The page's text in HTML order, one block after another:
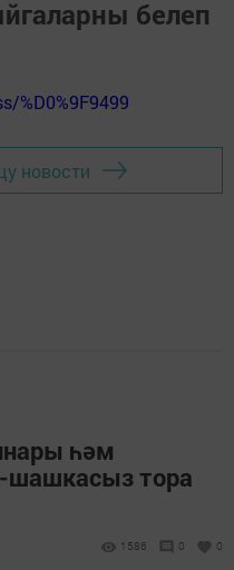
белеп
%D0%9F9499
новости
һәм
шашкасыз тора
1586 0 0